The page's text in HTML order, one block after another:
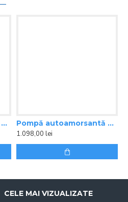
Pompă autoamorsantă Future Jet JSW m1 AX Pedrollo 3 mc/oră
Pompă autoamorsantă Future Jet JSW m2 AX Pedrollo 4,2 mc/ora, 5,5 bar
1.098,00 lei
CELE MAI VIZUALIZATE